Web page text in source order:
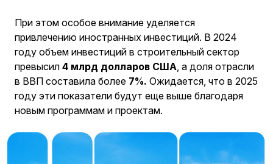
При этом особое внимание уделяется
привлечению иностранных инвестиций. В 2024
году объем инвестиций в строительный сектор
превысил 4 млрд долларов США , а доля отрасли
в ВВП составила более 7%. Ожидается, что в 2025
году эти показатели будут еще выше благодаря
новым программам и проектам.